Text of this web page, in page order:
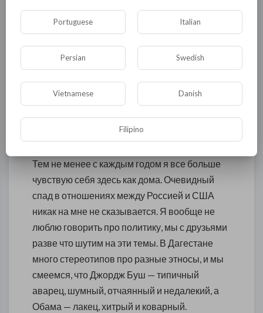
процветает в Дагестане даже по российским
меркам, разъедая академические институты,
подрывая доверие к науке. Людям трудно
поверить, что кто-то может быть
заинтересован в изучении их культуры. Что
бы я ни рассказывал, в конце они все равно
спросят: «Хорошо, а на самом деле ты здесь
Тем не менее с каждым годом я все больше
чувствую себя здесь как дома. Очевидный
спад в отношениях между Россией и США
никак на мне не сказывается. Я вообще не
люблю говорить про политику, мы с друзьями
разве что шутим на эти темы. В Дагестане
много стереотипов про разные этносы, и мы
смеемся, что Джордж Буш — типичный
аварец, шумный, отчаянный и недалекий, а
Обама — лакец, хитрый и коварный.
Portuguese Italian
Persian Swedish
Vietnamese Danish
Filipino